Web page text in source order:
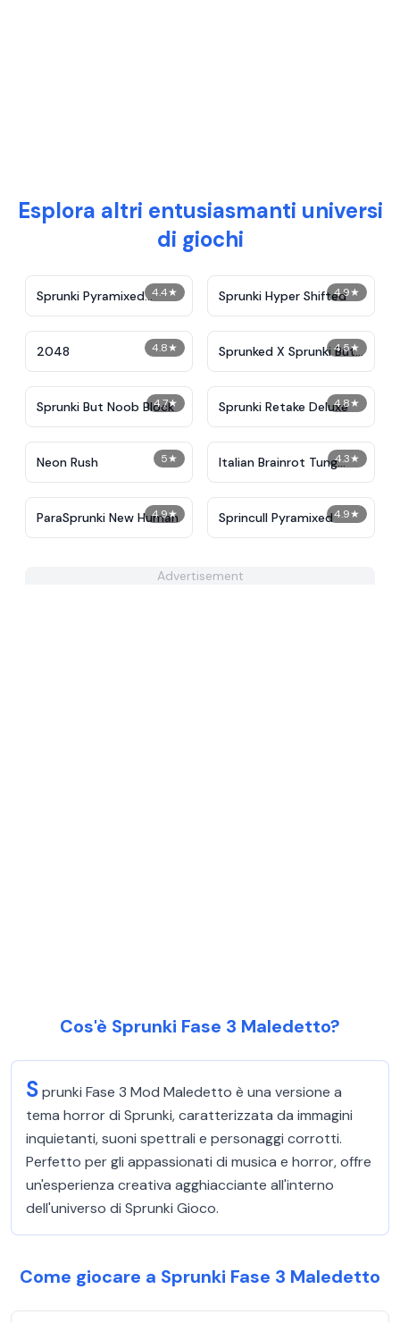
Esplora altri entusiasmanti universi
di giochi
4.4★
Sprunki Pyramixed
Swapped
4.9★
Sprunki Hyper Shifted
4.8★
2048 4.5★
Sprunked X Sprunki But
it’s Parasite
4.7★
Sprunki But Noob Block 4.8★
Sprunki Retake Deluxe
5★
Neon Rush 4.3★
Italian Brainrot Tung
Tung Mini Race
4.9★
ParaSprunki New Human 4.9★
Sprincull Pyramixed
Advertisement
Cos'è Sprunki Fase 3 Maledetto?
Sprunki Fase 3 Mod Maledetto è una versione a
tema horror di Sprunki, caratterizzata da immagini
inquietanti, suoni spettrali e personaggi corrotti.
Perfetto per gli appassionati di musica e horror, offre
un'esperienza creativa agghiacciante all'interno
dell'universo di Sprunki Gioco.
Come giocare a Sprunki Fase 3 Maledetto